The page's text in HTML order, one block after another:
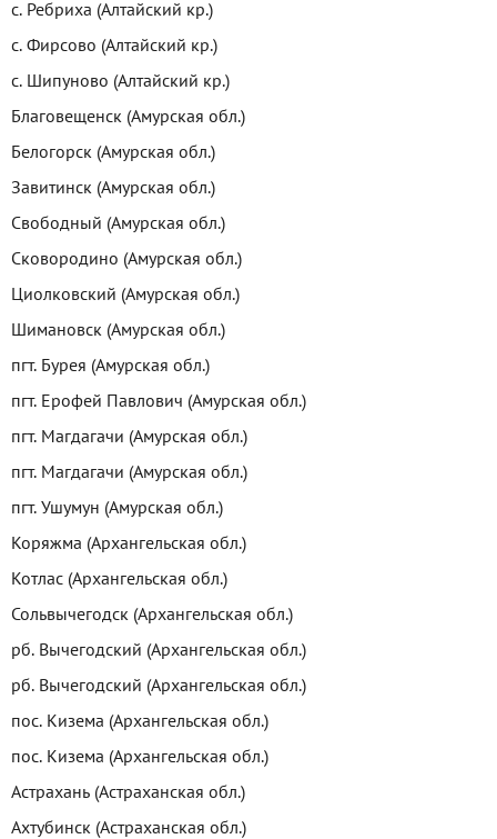
с. Ребриха (Алтайский кр.)
с. Фирсово (Алтайский кр.)
с. Шипуново (Алтайский кр.)
Благовещенск (Амурская обл.)
Белогорск (Амурская обл.)
Завитинск (Амурская обл.)
Свободный (Амурская обл.)
Сковородино (Амурская обл.)
Циолковский (Амурская обл.)
Шимановск (Амурская обл.)
пгт. Бурея (Амурская обл.)
пгт. Ерофей Павлович (Амурская обл.)
пгт. Магдагачи (Амурская обл.)
пгт. Магдагачи (Амурская обл.)
пгт. Ушумун (Амурская обл.)
Коряжма (Архангельская обл.)
Котлас (Архангельская обл.)
Сольвычегодск (Архангельская обл.)
рб. Вычегодский (Архангельская обл.)
рб. Вычегодский (Архангельская обл.)
пос. Кизема (Архангельская обл.)
пос. Кизема (Архангельская обл.)
Астрахань (Астраханская обл.)
Ахтубинск (Астраханская обл.)